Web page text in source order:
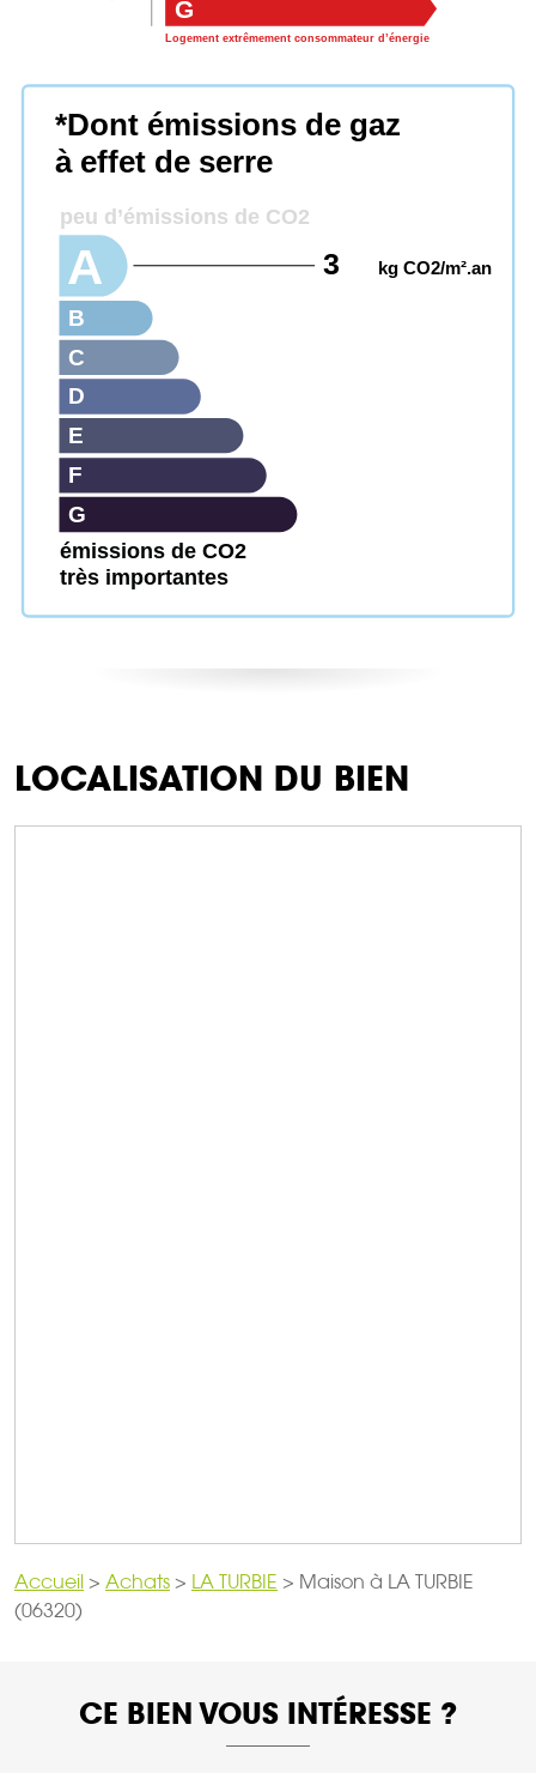
G
Logement extrêmement consommateur d’énergie
émissions de CO2
très importantes
*Dont émissions de gaz
à effet de serre
peu d’émissions de CO2
G
F
E
D
C
B
A 3 kg CO2/m².an
LOCALISATION DU BIEN
Accueil > Achats > LA TURBIE > Maison à LA TURBIE
(06320)
CE BIEN VOUS INTÉRESSE ?